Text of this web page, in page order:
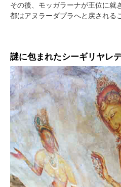
その後、モッガラーナが王位に就
都はアヌラーダプラへと戻される
謎に包まれたシーギリヤレ